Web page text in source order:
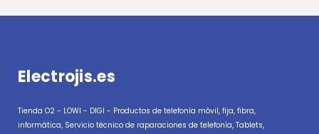
Electrojis.es
Tienda O2 - LOWI - DIGI - Productos de telefonía móvil, fija, fibra,
informática, Servicio técnico de raparaciones de telefonía, Tablets,